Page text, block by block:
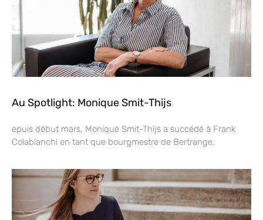
Au Spotlight: Monique Smit-Thijs
epuis début mars, Monique Smit-Thijs a succédé à Frank
Colabianchi en tant que bourgmestre de Bertrange.